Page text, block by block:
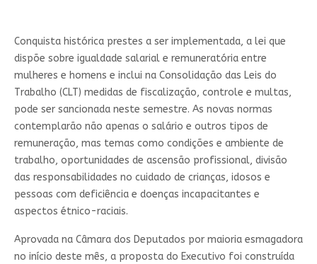
Conquista histórica prestes a ser implementada, a lei que
dispõe sobre igualdade salarial e remuneratória entre
mulheres e homens e inclui na Consolidação das Leis do
Trabalho (CLT) medidas de fiscalização, controle e multas,
pode ser sancionada neste semestre. As novas normas
contemplarão não apenas o salário e outros tipos de
remuneração, mas temas como condições e ambiente de
trabalho, oportunidades de ascensão profissional, divisão
das responsabilidades no cuidado de crianças, idosos e
pessoas com deficiência e doenças incapacitantes e
aspectos étnico-raciais.
Aprovada na Câmara dos Deputados por maioria esmagadora
no início deste mês, a proposta do Executivo foi construída